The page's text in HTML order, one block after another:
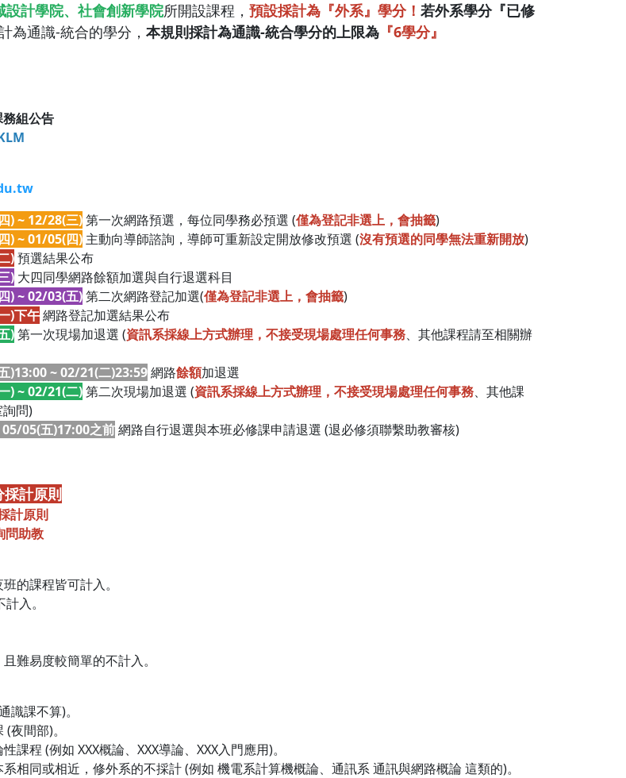
設計學院、社會創新學院所開設課程， 預設採計為『外系』學分！ 若外系學分『已修
為通識-統合的學分， 本規則採計為通識-統合學分的上限為 『6學分』
組公告
) ~ 12/28(三)第一次網路預選，每位同學務必預選 (僅為登記非選上，會抽籤)
) ~ 01/05(四) 主動向導師諮詢，導師可重新設定開放修改預選 (沒有預選的同學無法重新開放)
)預選結果公布
) 大四同學網路餘額加選與自行退選科目
) ~ 02/03(五)第二次網路登記加選(僅為登記非選上，會抽籤)
)下午網路登記加選結果公布
)第一次現場加退選 (資訊系採線上方式辦理，不接受現場處理任何事務、其他課程請至相關辦
)13:00 ~ 02/21(二)23:59網路餘額加退選
) ~ 02/21(二)第二次現場加退選 (資訊系採線上方式辦理，不接受現場處理任何事務、其他課
問)
05(五)17:00之前網路自行退選與本班必修課申請退選 (退必修須聯繫助教審核)
採計原則
計原則
問助教
的課程皆可計入。
入。
難易度較簡單的不計入。
識課不算)。
夜間部)。
課程 (例如 XXX概論、XXX導論、XXX入門應用)。
相同或相近，修外系的不採計 (例如 機電系計算機概論、通訊系 通訊與網路概論 這類的)。